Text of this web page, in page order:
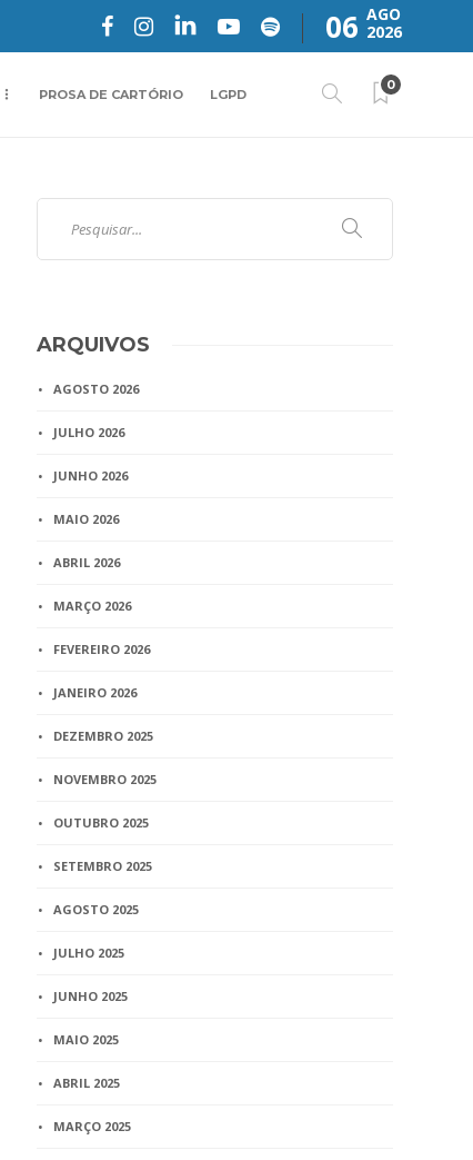
06 AGO
2026
PROSA DE CARTÓRIO LGPD
0
ARQUIVOS
AGOSTO 2026
JULHO 2026
JUNHO 2026
MAIO 2026
ABRIL 2026
MARÇO 2026
FEVEREIRO 2026
JANEIRO 2026
DEZEMBRO 2025
NOVEMBRO 2025
OUTUBRO 2025
SETEMBRO 2025
AGOSTO 2025
JULHO 2025
JUNHO 2025
MAIO 2025
ABRIL 2025
MARÇO 2025